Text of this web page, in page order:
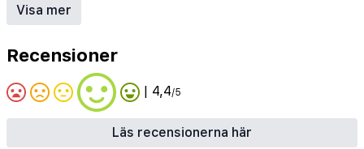
Parkering•
Visa mer
Recensioner
| 4,4/5
Läs recensionerna här